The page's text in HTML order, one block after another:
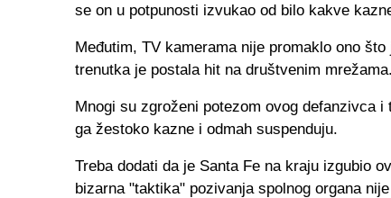
se on u potpunosti izvukao od bilo kakve
Međutim, TV kamerama nije promaklo ono
trenutka je postala hit na društvenim mrežama.
Mnogi su zgroženi potezom ovog defanzivca
ga žestoko kazne i odmah suspenduju.
Treba dodati da je Santa Fe na kraju izgubio
bizarna "taktika" pozivanja spolnog organa